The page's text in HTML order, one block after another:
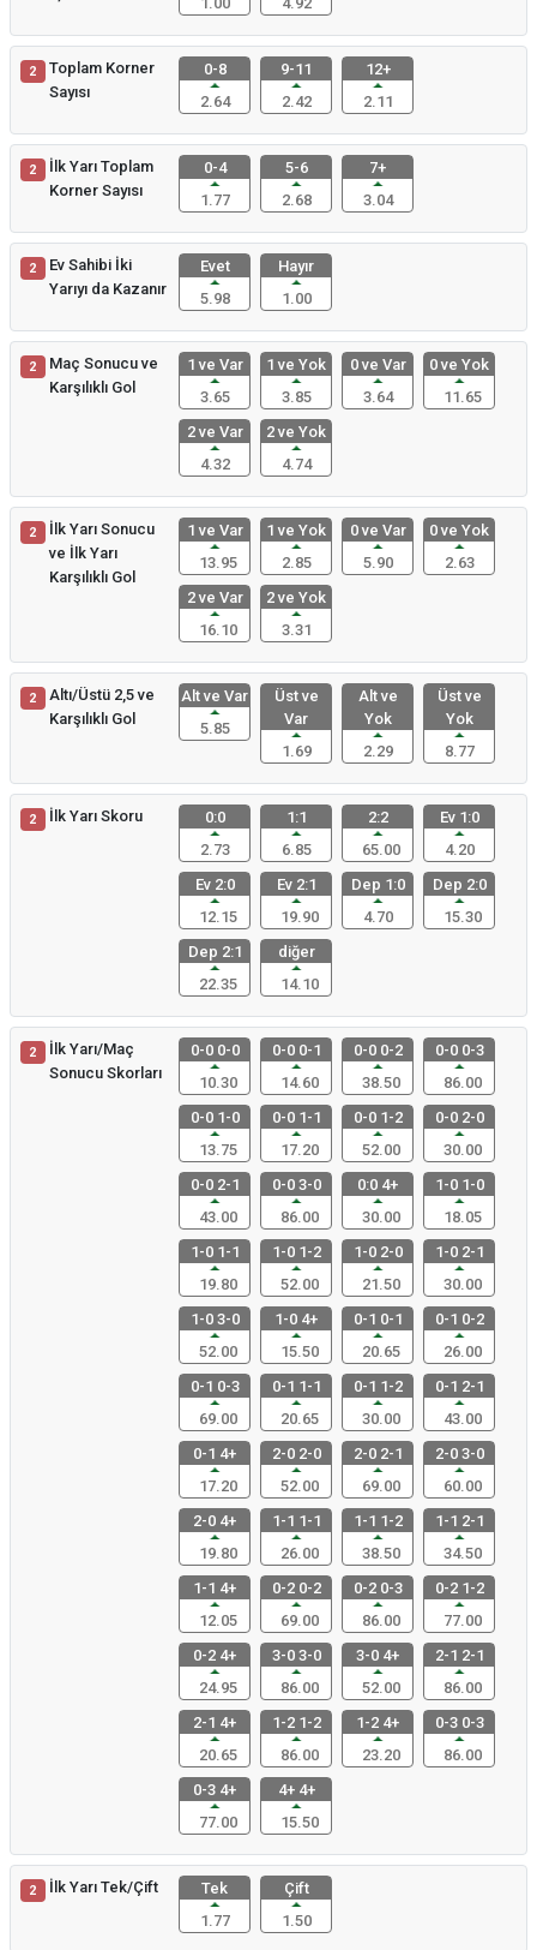
2
Toplam Korner
Sayısı
0-8
2.64
9-11
2.42
12+
2.11
2
İlk Yarı Toplam
Korner Sayısı
0-4
1.77
5-6
2.68
7+
3.04
2
Ev Sahibi İki
Yarıyı da Kazanır
Evet
5.98
Hayır
1.00
2
Maç Sonucu ve
Karşılıklı Gol
1 ve Var
3.65
1 ve Yok
3.85
0 ve Var
3.64
0 ve Yok
11.65
2 ve Var
4.32
2 ve Yok
4.74
2
İlk Yarı Sonucu
ve İlk Yarı
Karşılıklı Gol
1 ve Var
13.95
1 ve Yok
2.85
0 ve Var
5.90
0 ve Yok
2.63
2 ve Var
16.10
2 ve Yok
3.31
2
Altı/Üstü 2,5 ve
Karşılıklı Gol
Alt ve Var
5.85
Üst ve
Var
1.69
Alt ve
Yok
2.29
Üst ve
Yok
8.77
2 İlk Yarı Skoru
0:0
2.73
1:1
6.85
2:2
65.00
Ev 1:0
4.20
Ev 2:0
12.15
Ev 2:1
19.90
Dep 1:0
4.70
Dep 2:0
15.30
Dep 2:1
22.35
diğer
14.10
2
İlk Yarı/Maç
Sonucu Skorları
0-0 0-0
10.30
0-0 0-1
14.60
0-0 0-2
38.50
0-0 0-3
86.00
0-0 1-0
13.75
0-0 1-1
17.20
0-0 1-2
52.00
0-0 2-0
30.00
0-0 2-1
43.00
0-0 3-0
86.00
0:0 4+
30.00
1-0 1-0
18.05
1-0 1-1
19.80
1-0 1-2
52.00
1-0 2-0
21.50
1-0 2-1
30.00
1-0 3-0
52.00
1-0 4+
15.50
0-1 0-1
20.65
0-1 0-2
26.00
0-1 0-3
69.00
0-1 1-1
20.65
0-1 1-2
30.00
0-1 2-1
43.00
0-1 4+
17.20
2-0 2-0
52.00
2-0 2-1
69.00
2-0 3-0
60.00
2-0 4+
19.80
1-1 1-1
26.00
1-1 1-2
38.50
1-1 2-1
34.50
1-1 4+
12.05
0-2 0-2
69.00
0-2 0-3
86.00
0-2 1-2
77.00
0-2 4+
24.95
3-0 3-0
86.00
3-0 4+
52.00
2-1 2-1
86.00
2-1 4+
20.65
1-2 1-2
86.00
1-2 4+
23.20
0-3 0-3
86.00
0-3 4+
77.00
4+ 4+
15.50
2 İlk Yarı Tek/Çift
Tek
1.77
Çift
1.50